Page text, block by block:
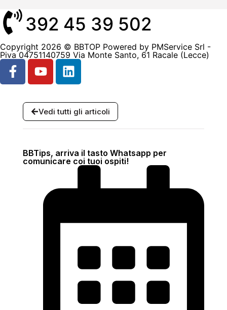
392 45 39 502
Copyright 2026 © BBTOP Powered by PMService Srl -
Piva 04751140759 Via Monte Santo, 61 Racale (Lecce)
Vedi tutti gli articoli
BBTips, arriva il tasto Whatsapp per
comunicare coi tuoi ospiti!